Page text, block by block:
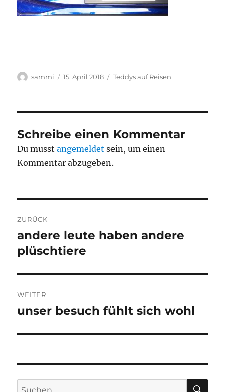
Autor
sammi
Veröffentlicht
15. April 2018 Kategorien
Teddys auf Reisen
Schreibe einen Kommentar
Du musstangemeldet sein, um einen
Kommentar abzugeben.
ZURÜCK
Vorheriger
Beitrag:
andere leute haben andere
plüschtiere
WEITER
Nächster
unser besuch fühlt sich wohl
Suchen